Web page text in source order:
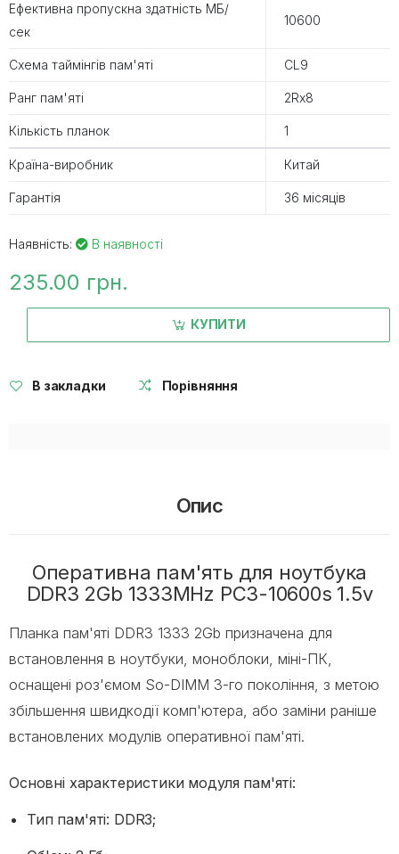
Ефективна пропускна здатність MБ/
сек
10600
Схема таймінгів пам'яті CL9
Ранг пам'яті 2Rx8
Кількість планок 1
Країна-виробник Китай
Гарантія 36 місяців
Наявність: В наявності
235.00 грн.
КУПИТИ
В закладки Порівняння
Опис
Оперативна пам'ять для ноутбука
DDR3 2Gb 1333MHz PC3-10600s 1.5v
Планка пам'яті DDR3 1333 2Gb призначена для
встановлення в ноутбуки, моноблоки, міні-ПК,
оснащені роз'ємом So-DIMM 3-го покоління, з метою
збільшення швидкодії комп'ютера, або заміни раніше
встановлених модулів оперативної пам'яті.
Основні характеристики модуля пам'яті:
Тип пам'яті: DDR3;